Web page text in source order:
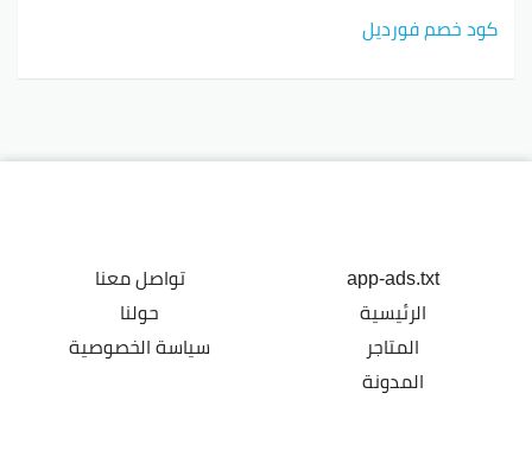
كود خصم فورديل
app-ads.txt
الرئيسية
المتاجر
المدونة
تواصل معنا
حولنا
سياسة الخصوصية